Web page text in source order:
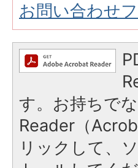
お問い合わせ
す。お持ちで
Reader（
リックして、